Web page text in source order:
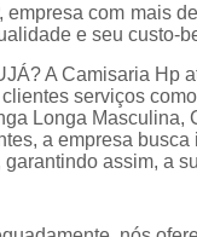
Camisa
Camisa
com mais
e seu custo-
A Camisaria Hp
serviços
Longa Masculina,
a empresa
assim, a